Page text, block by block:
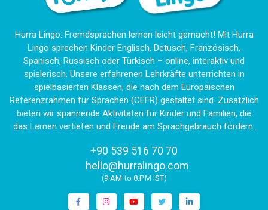
Hurra Lingo: Fremdsprachen lernen leicht gemacht! Mit Hurra
Lingo sprechen Kinder Englisch, Detusch, Französisch,
Spanisch, Russisch oder Türkisch – online, interaktiv und
spielerisch. Unsere erfahrenen Lehrkräfte unterrichten in
spielbasierten Klassen, die nach dem Europäischen
Referenzrahmen für Sprachen (CEFR) gestaltet sind. Zusätzlich
bieten wir spannende Aktivitäten für Kinder und Familien, die
das Lernen vertiefen und Freude am Sprachgebrauch fördern.
+90 539 516 70 70
hello@hurralingo.com
(9:AM to 8:PM IST)